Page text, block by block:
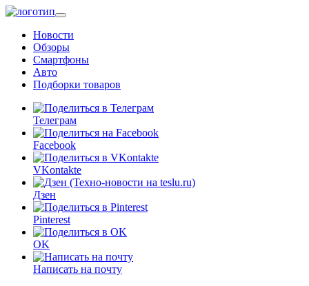
Перейти
основному
содержанию
Новости
Обзоры
Смартфоны
Авто
Подборки товаров
Телеграм
Facebook
VKontakte
Дзен
Pinterest
OK
Написать на почту